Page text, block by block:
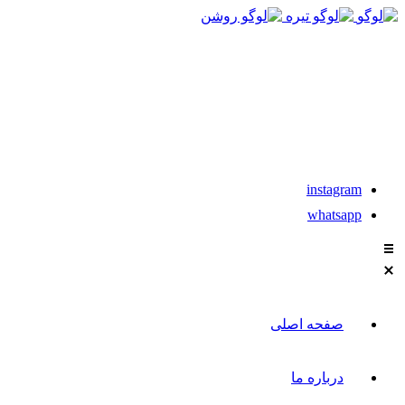
instagram
whatsapp
صفحه اصلی
درباره ما